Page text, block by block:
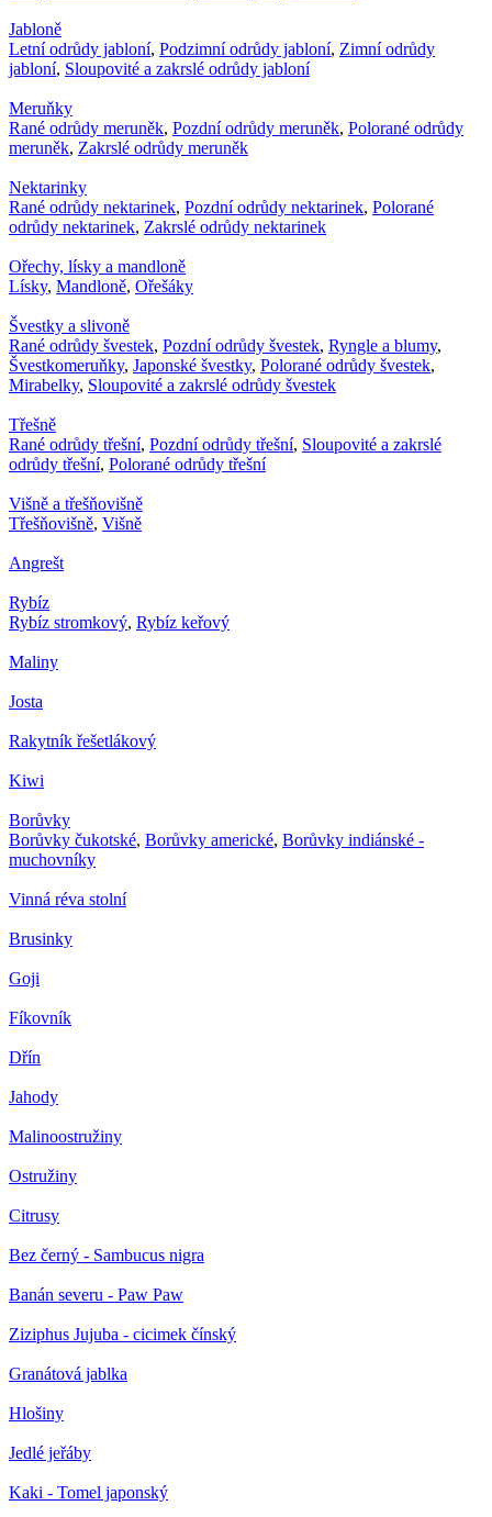
Jabloně
Letní odrůdy jabloní, Podzimní odrůdy jabloní, Zimní odrůdy
jabloní, Sloupovité a zakrslé odrůdy jabloní
Meruňky
Rané odrůdy meruněk, Pozdní odrůdy meruněk, Polorané odrůdy
meruněk, Zakrslé odrůdy meruněk
Nektarinky
Rané odrůdy nektarinek, Pozdní odrůdy nektarinek, Polorané
odrůdy nektarinek, Zakrslé odrůdy nektarinek
Ořechy, lísky a mandloně
Lísky, Mandloně, Ořešáky
Švestky a slivoně
Rané odrůdy švestek, Pozdní odrůdy švestek, Ryngle a blumy,
Švestkomeruňky, Japonské švestky, Polorané odrůdy švestek,
Mirabelky, Sloupovité a zakrslé odrůdy švestek
Třešně
Rané odrůdy třešní, Pozdní odrůdy třešní, Sloupovité a zakrslé
odrůdy třešní, Polorané odrůdy třešní
Višně a třešňovišně
Třešňovišně, Višně
Angrešt
Rybíz
Rybíz stromkový, Rybíz keřový
Maliny
Josta
Rakytník řešetlákový
Kiwi
Borůvky
Borůvky čukotské, Borůvky americké, Borůvky indiánské -
muchovníky
Vinná réva stolní
Brusinky
Goji
Fíkovník
Dřín
Jahody
Malinoostružiny
Ostružiny
Citrusy
Bez černý - Sambucus nigra
Banán severu - Paw Paw
Ziziphus Jujuba - cicimek čínský
Granátová jablka
Hlošiny
Jedlé jeřáby
Kaki - Tomel japonský